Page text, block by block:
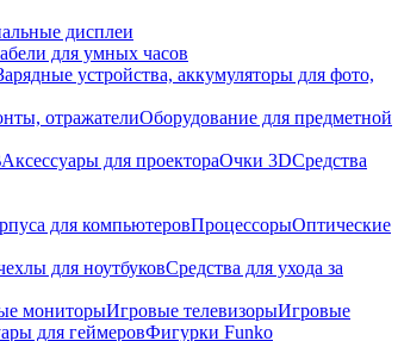
дисплеи
для умных часов
устройства, аккумуляторы для фото,
отражателиОборудование для предметной
Аксессуары для проектораОчки 3DСредства
для компьютеровПроцессорыОптические
для ноутбуковСредства для ухода за
мониторыИгровые телевизорыИгровые
для геймеровФигурки Funko